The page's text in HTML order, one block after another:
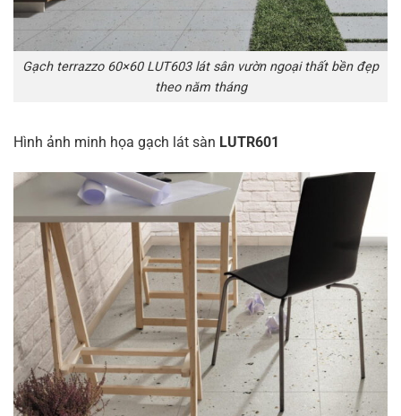
Gạch terrazzo 60×60 LUT603 lát sân vườn ngoại thất bền đẹp
theo năm tháng
Hình ảnh minh họa gạch lát sàn LUTR601